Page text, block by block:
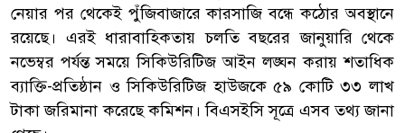
নেয়ার পর থেকেই পুঁজিবাজারে কারসাজি বন্ধে কঠোর অবস্থানে
রয়েছে। এরই ধারাবাহিকতায় চলতি বছরের জানুয়ারি থেকে
নভেম্বর পর্যন্ত সময়ে সিকিউরিটিজ আইন লঙ্ঘন করায় শতাধিক
ব্যাক্তি-প্রতিষ্ঠান ও সিকিউরিটিজ হাউজকে ৫৯ কোটি ৩৩ লাখ
টাকা জরিমানা করেছে কমিশন। বিএসইসি সূত্রে এসব তথ্য জানা